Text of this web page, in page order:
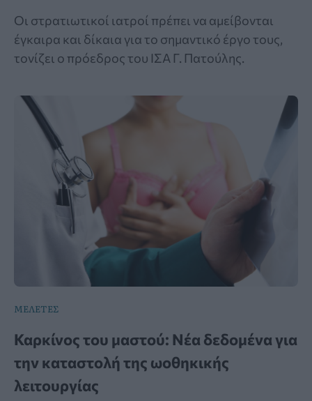
Οι στρατιωτικοί ιατροί πρέπει να αμείβονται
έγκαιρα και δίκαια για το σημαντικό έργο τους,
τονίζει ο πρόεδρος του ΙΣΑ Γ. Πατούλης.
ΜΕΛΕΤΕΣ
Καρκίνος του μαστού: Νέα δεδομένα για
την καταστολή της ωοθηκικής
λειτουργίας